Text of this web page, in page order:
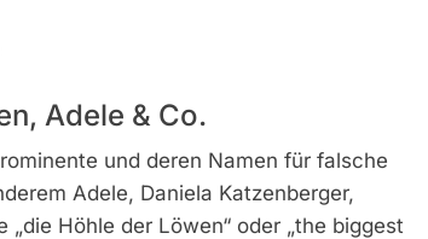
Adele & Co.
und deren Namen für falsche
Adele, Daniela Katzenberger,
Höhle der Löwen“ oder „the biggest